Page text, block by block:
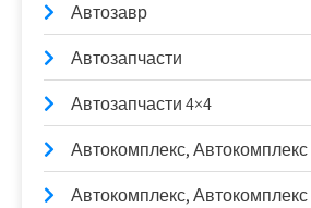
Автозавр
Автозапчасти
Автозапчасти 4×4
Автокомплекс, Автокомплекс
Автокомплекс, Автокомплекс